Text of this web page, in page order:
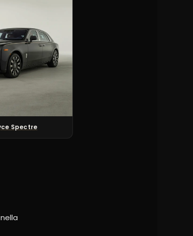
Spectre